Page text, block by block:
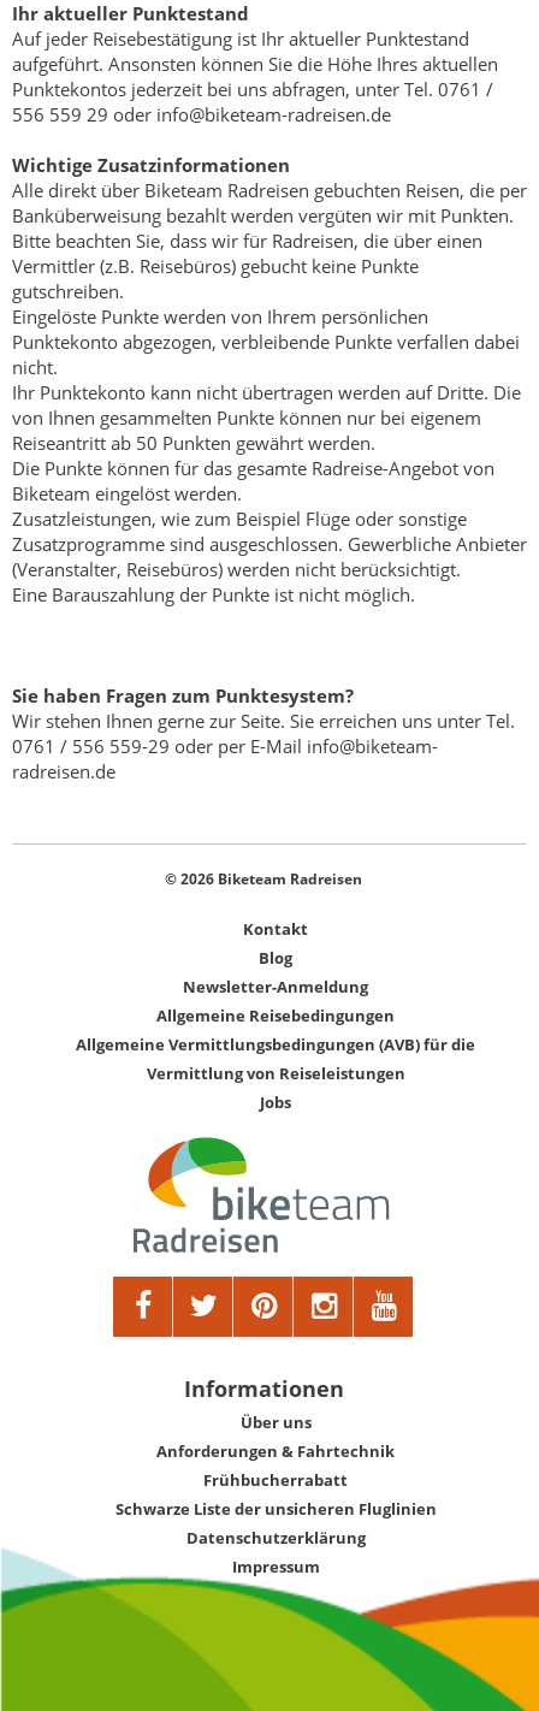
Ihr aktueller Punktestand
Auf jeder Reisebestätigung ist Ihr aktueller Punktestand
aufgeführt. Ansonsten können Sie die Höhe Ihres aktuellen
Punktekontos jederzeit bei uns abfragen, unter Tel. 0761 /
556 559 29 oder info@biketeam-radreisen.de
Wichtige Zusatzinformationen
Alle direkt über Biketeam Radreisen gebuchten Reisen, die per
Banküberweisung bezahlt werden vergüten wir mit Punkten.
Bitte beachten Sie, dass wir für Radreisen, die über einen
Vermittler (z.B. Reisebüros) gebucht keine Punkte
gutschreiben.
Eingelöste Punkte werden von Ihrem persönlichen
Punktekonto abgezogen, verbleibende Punkte verfallen dabei
nicht.
Ihr Punktekonto kann nicht übertragen werden auf Dritte. Die
von Ihnen gesammelten Punkte können nur bei eigenem
Reiseantritt ab 50 Punkten gewährt werden.
Die Punkte können für das gesamte Radreise-Angebot von
Biketeam eingelöst werden.
Zusatzleistungen, wie zum Beispiel Flüge oder sonstige
Zusatzprogramme sind ausgeschlossen. Gewerbliche Anbieter
(Veranstalter, Reisebüros) werden nicht berücksichtigt.
Eine Barauszahlung der Punkte ist nicht möglich.
Sie haben Fragen zum Punktesystem?
Wir stehen Ihnen gerne zur Seite. Sie erreichen uns unter Tel.
0761 / 556 559-29 oder per E-Mail info@biketeam-
radreisen.de
© 2026 Biketeam Radreisen
Kontakt
Blog
Newsletter-Anmeldung
Allgemeine Reisebedingungen
Allgemeine Vermittlungsbedingungen (AVB) für die
Vermittlung von Reiseleistungen
Jobs
Informationen
Über uns
Anforderungen & Fahrtechnik
Frühbucherrabatt
Schwarze Liste der unsicheren Fluglinien
Datenschutzerklärung
Impressum